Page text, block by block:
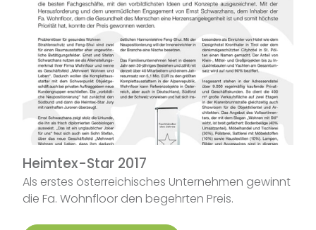
Heimtex-Star 2017
Als erstes österreichisches Unternehmen gewinnt
die Fa. Wohnfloor den begehrten Preis.